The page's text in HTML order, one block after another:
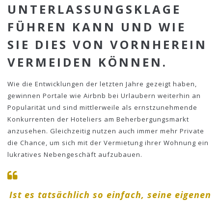
UNTERLASSUNGSKLAGE
FÜHREN KANN UND WIE
SIE DIES VON VORNHEREIN
VERMEIDEN KÖNNEN.
Wie die Entwicklungen der letzten Jahre gezeigt haben,
gewinnen Portale wie Airbnb bei Urlaubern weiterhin an
Popularität und sind mittlerweile als ernstzunehmende
Konkurrenten der Hoteliers am Beherbergungsmarkt
anzusehen. Gleichzeitig nutzen auch immer mehr Private
die Chance, um sich mit der Vermietung ihrer Wohnung ein
lukratives Nebengeschäft aufzubauen.
Ist es tatsächlich so einfach, seine eigenen